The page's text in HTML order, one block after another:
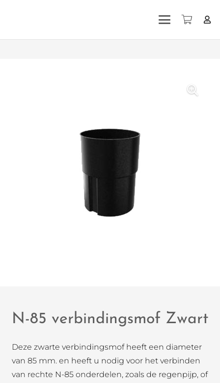
N-85 verbindingsmof Zwart
Deze zwarte verbindingsmof heeft een diameter
van 85 mm. en heeft u nodig voor het verbinden
van rechte N-85 onderdelen, zoals de regenpijp, of